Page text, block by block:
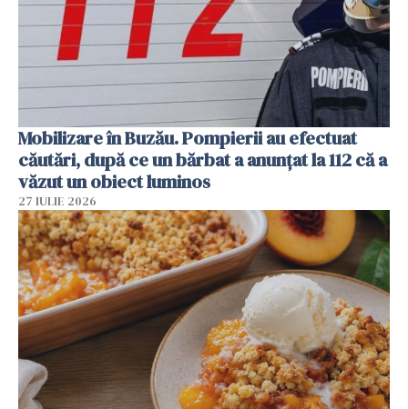
Mobilizare în Buzău. Pompierii au efectuat
căutări, după ce un bărbat a anunțat la 112 că a
văzut un obiect luminos
27 IULIE 2026